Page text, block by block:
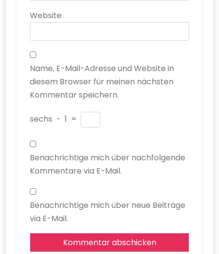
Website
Name, E-Mail-Adresse und Website in
diesem Browser für meinen nächsten
Kommentar speichern.
sechs − 1 =
Benachrichtige mich über nachfolgende
Kommentare via E-Mail.
Benachrichtige mich über neue Beiträge
via E-Mail.